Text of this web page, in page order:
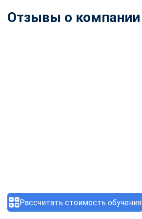
Рассчитать стоимость обучения
Отзывы о компании